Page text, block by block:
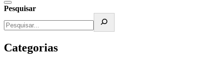
Pesquisar
Categorias